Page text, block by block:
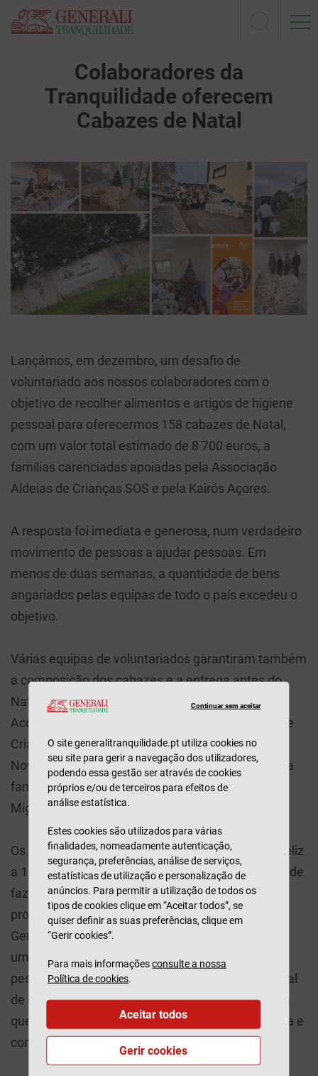
Colaboradores da
Tranquilidade oferecem
Cabazes de Natal
Lançámos, em dezembro, um desafio de
voluntariado aos nossos colaboradores com o
objetivo de recolher alimentos e artigos de higiene
pessoal para oferecermos 158 cabazes de Natal,
com um valor total estimado de 8 700 euros, a
famílias carenciadas apoiadas pela Associação
Aldeias de Crianças SOS e pela Kairós Açores.
A resposta foi imediata e generosa, num verdadeiro
movimento de pessoas a ajudar pessoas. Em
menos de duas semanas, a quantidade de bens
angariados pelas equipas de todo o país excedeu o
objetivo.
Várias equipas de voluntariados garantiram também
a composição dos cabazes e a entrega antes do
Natal, nos quatro Centros de Apoio Familiar e
Aconselhamento Parental (CAFAP) das Aldeias de
Crianças SOS, em Oeiras, Rio Maior, Guarda e Vila
Nova de Gaia, e à Kairos, nos Açores, para oferta a
famílias da freguesia de Rabo de Peixe, em S.
Miguel.
Os nossos colaboradores deram um Natal mais feliz
a 158 famílias e receberam a alegria e satisfação de
fazer parte do The Human Safety Net, o principal
programa de responsabilidade social do Grupo
Generali, do qual a Tranquilidade faz parte. Este é
um movimento global de pessoas que ajudam
pessoas, com a missão de desbloquear o potencial
de quem vive em circunstâncias vulneráveis, para
que possa assim transformar a vida da sua família e
comunidade.
Continuar sem aceitar
O site generalitranquilidade.pt utiliza cookies no
seu site para gerir a navegação dos utilizadores,
podendo essa gestão ser através de cookies
próprios e/ou de terceiros para efeitos de
análise estatística.
Estes cookies são utilizados para várias
finalidades, nomeadamente autenticação,
segurança, preferências, análise de serviços,
estatísticas de utilização e personalização de
anúncios. Para permitir a utilização de todos os
tipos de cookies clique em “Aceitar todos”, se
quiser definir as suas preferências, clique em
“Gerir cookies”.
Para mais informaçõesconsulte a nossa
Política de cookies.
Gerir cookies
Aceitar todos